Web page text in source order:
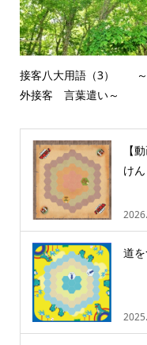
接客八大用語（3）
外接客 言葉遣い～
【
け
道